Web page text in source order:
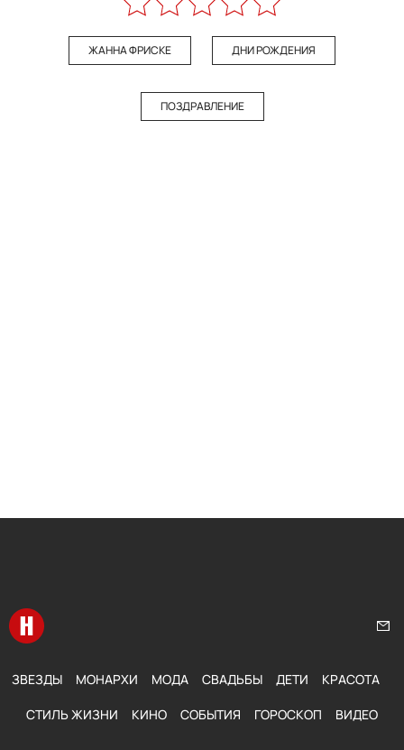
ЖАННА ФРИСКЕ ДНИ РОЖДЕНИЯ
ПОЗДРАВЛЕНИЕ
Перейти на главную
ЗВЕЗДЫ МОНАРХИ МОДА СВАДЬБЫ ДЕТИ КРАСОТА
СТИЛЬ ЖИЗНИ КИНО СОБЫТИЯ ГОРОСКОП ВИДЕО